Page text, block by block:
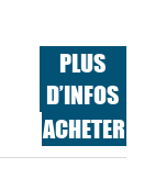
PLUS
D’INFOS
ACHETER